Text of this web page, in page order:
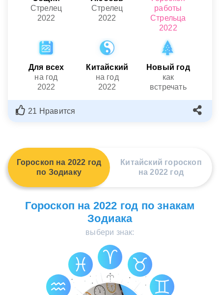
Стрелец
2022
Стрелец
2022
работы
Стрельца
2022
Для всех
на год
2022
Китайский
на год
2022
Новый год
как
встречать
21 Нравится
Гороскоп на 2022 год
по Зодиаку
Китайский гороскоп
на 2022 год
Гороскоп на 2022 год по знакам
Зодиака
выбери знак: